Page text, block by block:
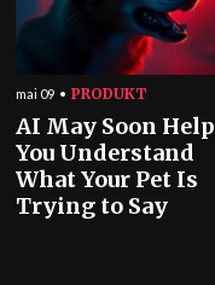
mai 09 PRODUKT
AI May Soon Help
You Understand
What Your Pet Is
Trying to Say